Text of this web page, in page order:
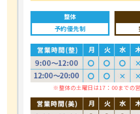
整体
予約優先制
※整体の土曜日は17：00までの